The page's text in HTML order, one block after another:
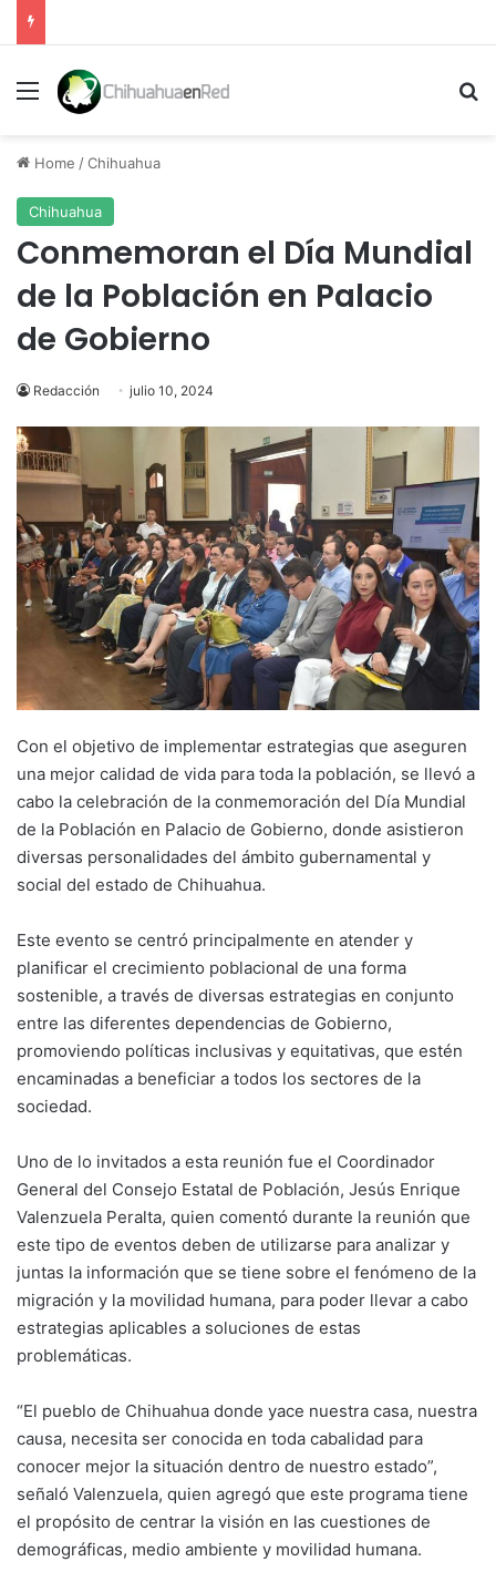
Menu
Home /Chihuahua
Chihuahua
Conmemoran el Día Mundial
de la Población en Palacio
de Gobierno
Redacción julio 10, 2024
Con el objetivo de implementar estrategias que aseguren
una mejor calidad de vida para toda la población, se llevó a
cabo la celebración de la conmemoración del Día Mundial
de la Población en Palacio de Gobierno, donde asistieron
diversas personalidades del ámbito gubernamental y
social del estado de Chihuahua.
Este evento se centró principalmente en atender y
planificar el crecimiento poblacional de una forma
sostenible, a través de diversas estrategias en conjunto
entre las diferentes dependencias de Gobierno,
promoviendo políticas inclusivas y equitativas, que estén
encaminadas a beneficiar a todos los sectores de la
sociedad.
Uno de lo invitados a esta reunión fue el Coordinador
General del Consejo Estatal de Población, Jesús Enrique
Valenzuela Peralta, quien comentó durante la reunión que
este tipo de eventos deben de utilizarse para analizar y
juntas la información que se tiene sobre el fenómeno de la
migración y la movilidad humana, para poder llevar a cabo
estrategias aplicables a soluciones de estas
problemáticas.
“El pueblo de Chihuahua donde yace nuestra casa, nuestra
causa, necesita ser conocida en toda cabalidad para
conocer mejor la situación dentro de nuestro estado”,
señaló Valenzuela, quien agregó que este programa tiene
el propósito de centrar la visión en las cuestiones de
demográficas, medio ambiente y movilidad humana.